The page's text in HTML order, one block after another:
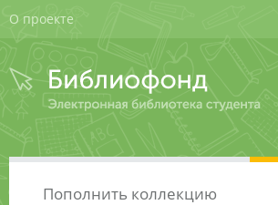
О проекте
Пополнить коллекцию